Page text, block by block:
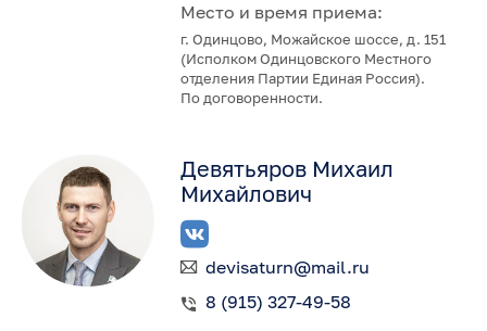
Место и время приема:
г. Одинцово, Можайское шоссе, д. 151
(Исполком Одинцовского Местного
отделения Партии Единая Россия).
По договоренности.
Девятьяров Михаил
Михайлович
devisaturn@mail.ru
8 (915) 327-49-58